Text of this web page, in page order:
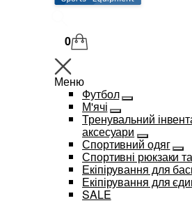
0
Меню
Футбол
М'ячі
Тренувальний
аксесуари
Спортивний одяг
Спортивні рюкзаки
Екіпірування для
Екіпірування для
SALE